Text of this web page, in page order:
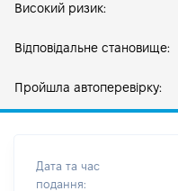
Високий ризик:
Відповідальне становище:
Пройшла автоперевірку:
Дата та час
подання: